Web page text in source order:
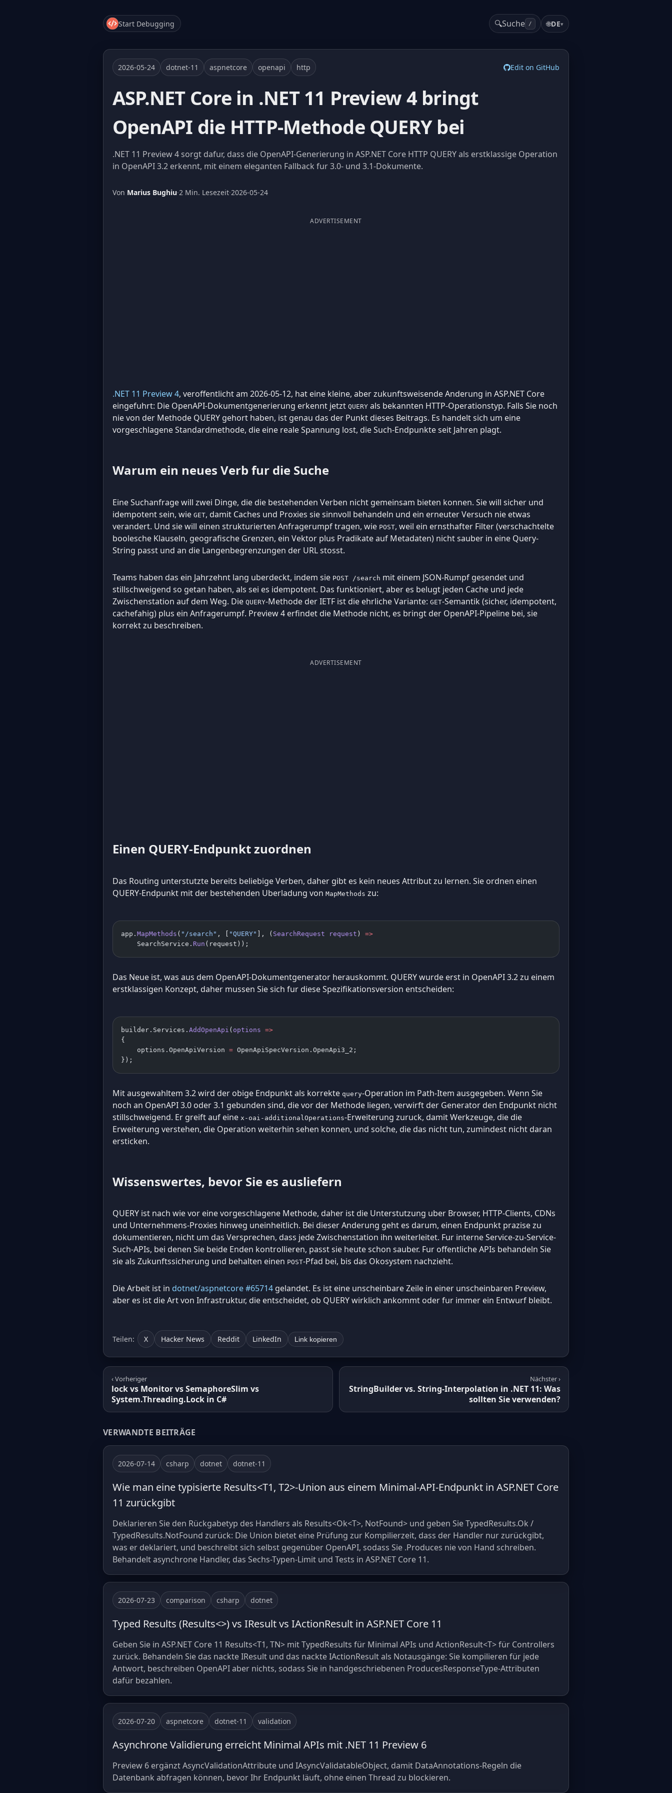
Start Debugging 🔍Suche / 🌐DE▾
2026-05-24 dotnet-11 aspnetcore openapi http Edit on GitHub
ASP.NET Core in .NET 11 Preview 4 bringt
OpenAPI die HTTP-Methode QUERY bei
.NET 11 Preview 4 sorgt dafur, dass die OpenAPI-Generierung in ASP.NET Core HTTP QUERY als erstklassige Operation
in OpenAPI 3.2 erkennt, mit einem eleganten Fallback fur 3.0- und 3.1-Dokumente.
Von Marius Bughiu·2 Min. Lesezeit·2026-05-24
ADVERTISEMENT
.NET 11 Preview 4, veroffentlicht am 2026-05-12, hat eine kleine, aber zukunftsweisende Anderung in ASP.NET Core
eingefuhrt: Die OpenAPI-Dokumentgenerierung erkennt jetzt QUERY als bekannten HTTP-Operationstyp. Falls Sie noch
nie von der Methode QUERY gehort haben, ist genau das der Punkt dieses Beitrags. Es handelt sich um eine
vorgeschlagene Standardmethode, die eine reale Spannung lost, die Such-Endpunkte seit Jahren plagt.
Warum ein neues Verb fur die Suche
Eine Suchanfrage will zwei Dinge, die die bestehenden Verben nicht gemeinsam bieten konnen. Sie will sicher und
idempotent sein, wie GET, damit Caches und Proxies sie sinnvoll behandeln und ein erneuter Versuch nie etwas
verandert. Und sie will einen strukturierten Anfragerumpf tragen, wie POST, weil ein ernsthafter Filter (verschachtelte
boolesche Klauseln, geografische Grenzen, ein Vektor plus Pradikate auf Metadaten) nicht sauber in eine Query-
String passt und an die Langenbegrenzungen der URL stosst.
Teams haben das ein Jahrzehnt lang uberdeckt, indem sie POST /search mit einem JSON-Rumpf gesendet und
stillschweigend so getan haben, als sei es idempotent. Das funktioniert, aber es belugt jeden Cache und jede
Zwischenstation auf dem Weg. Die QUERY-Methode der IETF ist die ehrliche Variante: GET-Semantik (sicher, idempotent,
cachefahig) plus ein Anfragerumpf. Preview 4 erfindet die Methode nicht, es bringt der OpenAPI-Pipeline bei, sie
korrekt zu beschreiben.
ADVERTISEMENT
Einen QUERY-Endpunkt zuordnen
Das Routing unterstutzte bereits beliebige Verben, daher gibt es kein neues Attribut zu lernen. Sie ordnen einen
QUERY-Endpunkt mit der bestehenden Uberladung von MapMethods zu:
app. MapMethods ( "/search" , [ "QUERY" ], ( SearchRequest request ) =>
    SearchService.
Run (request));
Das Neue ist, was aus dem OpenAPI-Dokumentgenerator herauskommt. QUERY wurde erst in OpenAPI 3.2 zu einem
erstklassigen Konzept, daher mussen Sie sich fur diese Spezifikationsversion entscheiden:
builder.Services. AddOpenApi ( options =>
{
    options.OpenApiVersion
= OpenApiSpecVersion.OpenApi3_2;
});
Mit ausgewahltem 3.2 wird der obige Endpunkt als korrekte query-Operation im Path-Item ausgegeben. Wenn Sie
noch an OpenAPI 3.0 oder 3.1 gebunden sind, die vor der Methode liegen, verwirft der Generator den Endpunkt nicht
stillschweigend. Er greift auf eine x-oai-additionalOperations-Erweiterung zuruck, damit Werkzeuge, die die
Erweiterung verstehen, die Operation weiterhin sehen konnen, und solche, die das nicht tun, zumindest nicht daran
ersticken.
Wissenswertes, bevor Sie es ausliefern
QUERY ist nach wie vor eine vorgeschlagene Methode, daher ist die Unterstutzung uber Browser, HTTP-Clients, CDNs
und Unternehmens-Proxies hinweg uneinheitlich. Bei dieser Anderung geht es darum, einen Endpunkt prazise zu
dokumentieren, nicht um das Versprechen, dass jede Zwischenstation ihn weiterleitet. Fur interne Service-zu-Service-
Such-APIs, bei denen Sie beide Enden kontrollieren, passt sie heute schon sauber. Fur offentliche APIs behandeln Sie
sie als Zukunftssicherung und behalten einen POST-Pfad bei, bis das Okosystem nachzieht.
Die Arbeit ist in dotnet/aspnetcore #65714 gelandet. Es ist eine unscheinbare Zeile in einer unscheinbaren Preview,
aber es ist die Art von Infrastruktur, die entscheidet, ob QUERY wirklich ankommt oder fur immer ein Entwurf bleibt.
Teilen: X Hacker News Reddit LinkedIn Link kopieren
‹ Vorheriger
lock vs Monitor vs SemaphoreSlim vs
System.Threading.Lock in C#
Nächster ›
StringBuilder vs. String-Interpolation in .NET 11: Was
sollten Sie verwenden?
VERWANDTE BEITRÄGE
2026-07-14 csharp dotnet dotnet-11
Wie man eine typisierte Results<T1, T2>-Union aus einem Minimal-API-Endpunkt in ASP.NET Core
11 zurückgibt
Deklarieren Sie den Rückgabetyp des Handlers als Results<Ok<T>, NotFound> und geben Sie TypedResults.Ok /
TypedResults.NotFound zurück: Die Union bietet eine Prüfung zur Kompilierzeit, dass der Handler nur zurückgibt,
was er deklariert, und beschreibt sich selbst gegenüber OpenAPI, sodass Sie .Produces nie von Hand schreiben.
Behandelt asynchrone Handler, das Sechs-Typen-Limit und Tests in ASP.NET Core 11.
2026-07-23 comparison csharp dotnet
Typed Results (Results<>) vs IResult vs IActionResult in ASP.NET Core 11
Geben Sie in ASP.NET Core 11 Results<T1, TN> mit TypedResults für Minimal APIs und ActionResult<T> für Controllers
zurück. Behandeln Sie das nackte IResult und das nackte IActionResult als Notausgänge: Sie kompilieren für jede
Antwort, beschreiben OpenAPI aber nichts, sodass Sie in handgeschriebenen ProducesResponseType-Attributen
dafür bezahlen.
2026-07-20 aspnetcore dotnet-11 validation
Asynchrone Validierung erreicht Minimal APIs mit .NET 11 Preview 6
Preview 6 ergänzt AsyncValidationAttribute und IAsyncValidatableObject, damit DataAnnotations-Regeln die
Datenbank abfragen können, bevor Ihr Endpunkt läuft, ohne einen Thread zu blockieren.